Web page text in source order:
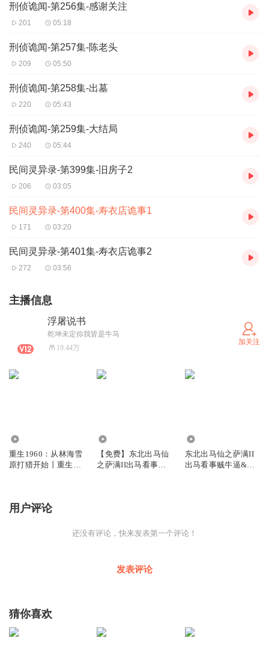
刑侦诡闻-第256集-感谢关注
201 05:18
刑侦诡闻-第257集-陈老头
209 05:50
刑侦诡闻-第258集-出墓
220 05:43
刑侦诡闻-第259集-大结局
240 05:44
民间灵异录-第399集-旧房子2
206 03:05
民间灵异录-第400集-寿衣店诡事1
171 03:20
民间灵异录-第401集-寿衣店诡事2
272 03:56
主播信息
浮屠说书
乾坤未定你我皆是牛马
19.44万
加关注
重生1960：从林海雪
原打猎开始丨重生逆
【免费】东北出马仙
之萨满II出马看事贼
东北出马仙之萨满II
出马看事贼牛逼&浮
用户评论
还没有评论，快来发表第一个评论！
发表评论
猜你喜欢